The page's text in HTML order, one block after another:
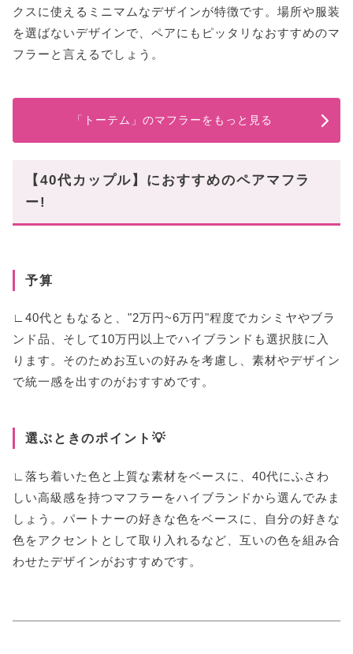
クスに使えるミニマムなデザインが特徴です。場所や服装
を選ばないデザインで、ペアにもピッタリなおすすめのマ
フラーと言えるでしょう。
「トーテム」のマフラーをもっと見る
【40代カップル】におすすめのペアマフラ
ー!
予算
∟40代ともなると、"2万円~6万円"程度でカシミヤやブラ
ンド品、そして10万円以上でハイブランドも選択肢に入
ります。そのためお互いの好みを考慮し、素材やデザイン
で統一感を出すのがおすすめです。
選ぶときのポイント💡
∟落ち着いた色と上質な素材をベースに、40代にふさわ
しい高級感を持つマフラーをハイブランドから選んでみま
しょう。パートナーの好きな色をベースに、自分の好きな
色をアクセントとして取り入れるなど、互いの色を組み合
わせたデザインがおすすめです。